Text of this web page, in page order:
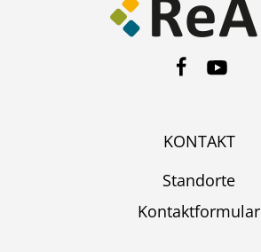
KONTAKT
Standorte
Kontaktformular